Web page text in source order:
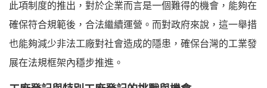
此項制度的推出，對於企業而言是一個難得的機會，能夠在
確保符合規範後，合法繼續運營。而對政府來說，這一舉措
也能夠減少非法工廠對社會造成的隱患，確保台灣的工業發
展在法規框架內穩步推進。